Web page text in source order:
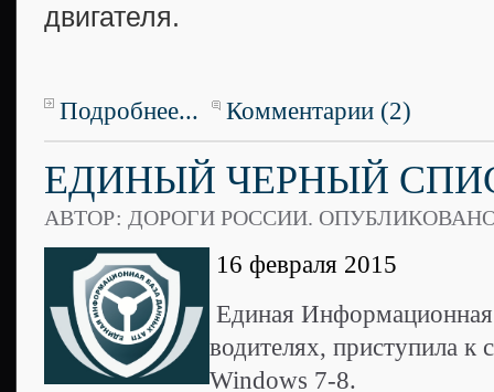
двигателя.
Подробнее... Комментарии (2)
ЕДИНЫЙ ЧЕРНЫЙ
АВТОР: ДОРОГИ РОССИИ.
16 февраля 2015
Единая
водителях, приступила
Windows 7-8.